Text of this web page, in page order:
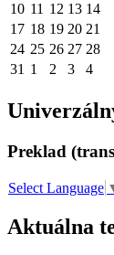
10 11 12 13 14
17 18 19 20 21
24 25 26 27 28
31 1 2 3 4
Preklad
Select Language
Aktuálna